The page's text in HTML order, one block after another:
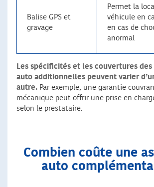
Balise GPS et
gravage
Permet la
véhicule en
en cas de
anormal
Les spécificités et les couvertures des
auto additionnelles peuvent varier
autre. Par exemple, une garantie
mécanique peut offrir une prise en
selon le prestataire.
Combien coûte une
auto